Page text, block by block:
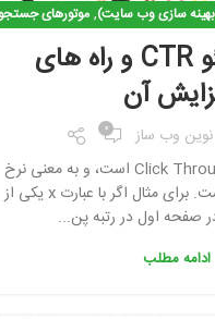
سازی وب سایت),موتورهای
آموزش سئو CTR و راه های
آن
نوین وب ساز 0
CTR مخفف Click Through Rate است، و به معنی نرخ
کلیک نسبت به رتبه است. برای مثال اگر با عبارت x یکی از
صفحه اول در رتبه پن...
ادامه مطلب